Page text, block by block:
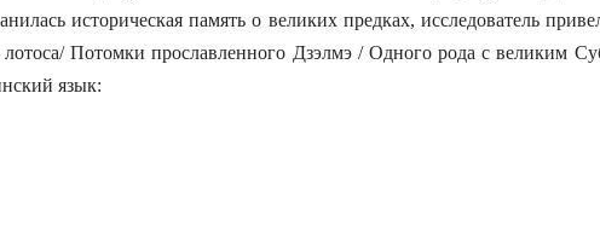
историческая память о великих предках, исследователь
Потомки прославленного Дзэлмэ / Одного рода с великим
язык: